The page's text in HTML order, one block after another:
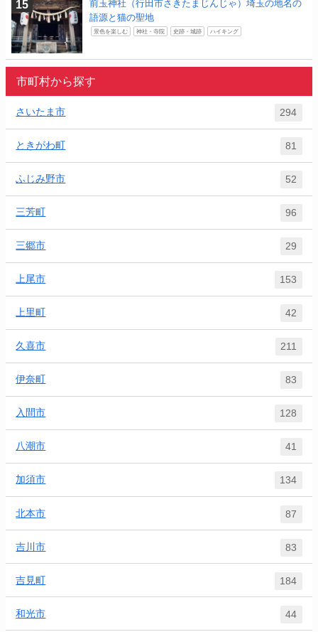
前玉神社（行田市さきたまじんじゃ）埼玉の地名の
語源と猫の聖地
景色を楽しむ 神社・寺院 史跡・城跡 ハイキング
市町村から探す
さいたま市 294
ときがわ町 81
ふじみ野市 52
三芳町 96
三郷市 29
上尾市 153
上里町 42
久喜市 211
伊奈町 83
入間市 128
八潮市 41
加須市 134
北本市 87
吉川市 83
吉見町 184
和光市 44